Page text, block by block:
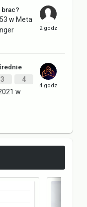
brac?
w Meta
3
4
w